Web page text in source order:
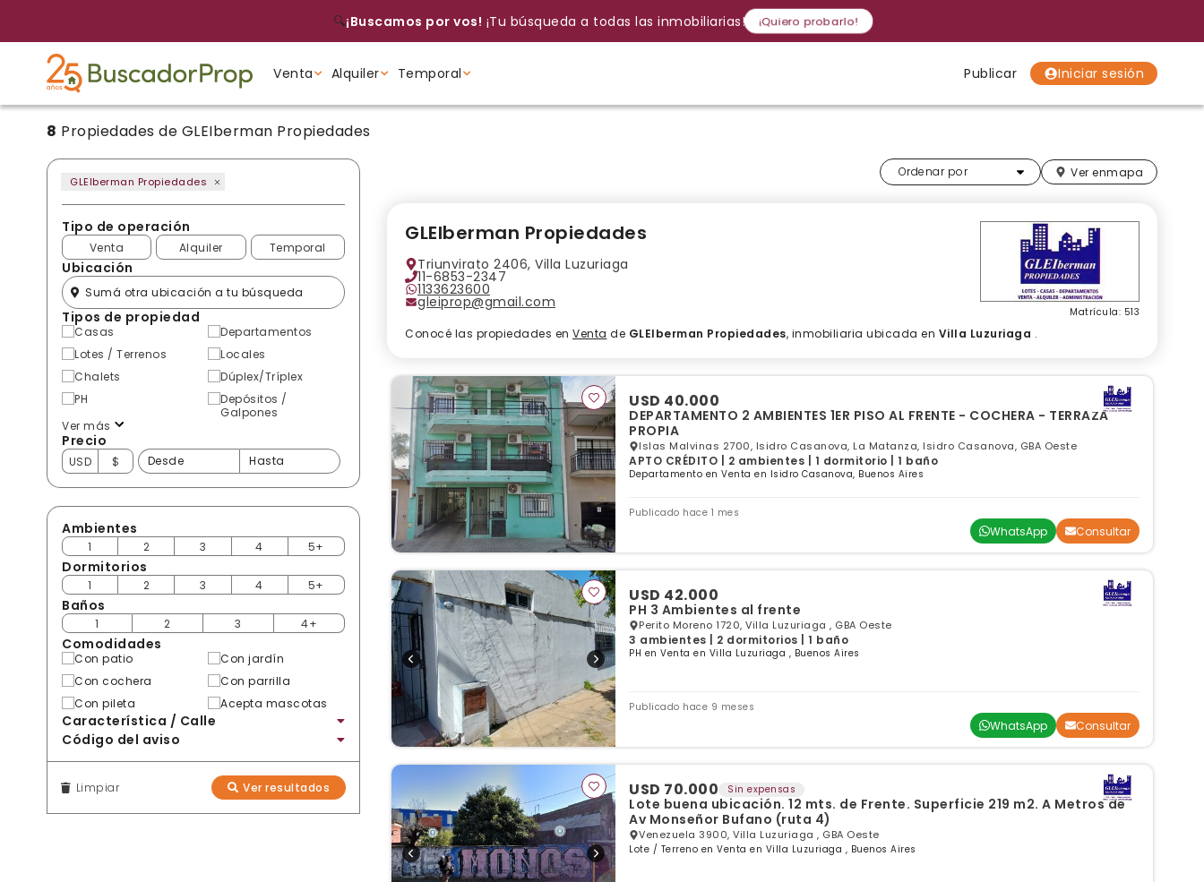
🔍¡Buscamos por vos! ¡Tu búsqueda a todas las inmobiliarias! ¡Quiero probarlo!
Venta
Tipo de propiedad
Alquiler
Tipo de propiedad
Temporal
Tipo de propiedad
Publicar Iniciar sesión
Cancelar Si, eliminar
Gracias
8 Propiedades de GLEIberman Propiedades
GLEIberman Propiedades
Tipo de operación
Venta Alquiler Temporal
Ubicación
Tipos de propiedad
Casas
Departamentos
Lotes / Terrenos
Locales
Chalets
Dúplex/Tríplex
PH
Depósitos /
Galpones
Ver más
Precio
USD $
Ambientes
1 2 3 4 5+
Dormitorios
1 2 3 4 5+
Baños
1 2 3 4+
Comodidades
Con patio
Con jardín
Con cochera
Con parrilla
Con pileta
Acepta mascotas
Característica / Calle
Código del aviso
Limpiar Ver resultados
Ordenar por
Más relevantes Ver enmapa
GLEIberman Propiedades
Triunvirato 2406, Villa Luzuriaga
11-6853-2347
1133623600
gleiprop@gmail.com
Matrícula: 513
Conocé las propiedades en Venta de GLEIberman Propiedades, inmobiliaria ubicada en Villa Luzuriaga .
USD 40.000
DEPARTAMENTO 2 AMBIENTES 1ER PISO AL FRENTE - COCHERA - TERRAZA
PROPIA
Islas Malvinas 2700, Isidro Casanova, La Matanza, Isidro Casanova, GBA Oeste
APTO CRÉDITO | 2 ambientes | 1 dormitorio | 1 baño
Departamento en Venta en Isidro Casanova, Buenos Aires
Publicado hace 1 mes
WhatsApp Consultar
USD 42.000
PH 3 Ambientes al frente
Perito Moreno 1720, Villa Luzuriaga , GBA Oeste
3 ambientes | 2 dormitorios | 1 baño
PH en Venta en Villa Luzuriaga , Buenos Aires
Publicado hace 9 meses
WhatsApp Consultar
USD 70.000 Sin expensas
Lote buena ubicación. 12 mts. de Frente. Superficie 219 m2. A Metros de
Av Monseñor Bufano (ruta 4)
Venezuela 3900, Villa Luzuriaga , GBA Oeste
Lote / Terreno en Venta en Villa Luzuriaga , Buenos Aires